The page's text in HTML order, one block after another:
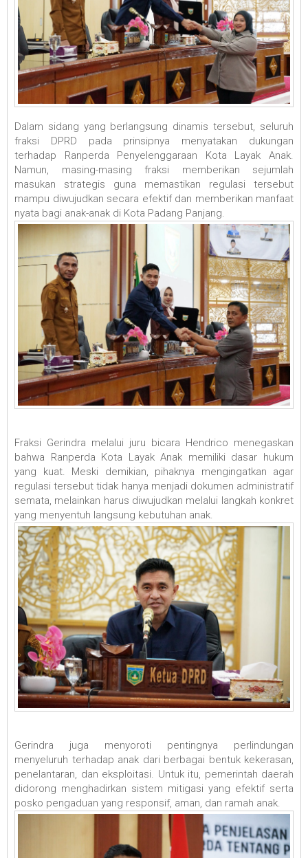
Dalam sidang yang berlangsung dinamis tersebut, seluruh
fraksi DPRD pada prinsipnya menyatakan dukungan
terhadap Ranperda Penyelenggaraan Kota Layak Anak.
Namun, masing-masing fraksi memberikan sejumlah
masukan strategis guna memastikan regulasi tersebut
mampu diwujudkan secara efektif dan memberikan manfaat
nyata bagi anak-anak di Kota Padang Panjang.
Fraksi Gerindra melalui juru bicara Hendrico menegaskan
bahwa Ranperda Kota Layak Anak memiliki dasar hukum
yang kuat. Meski demikian, pihaknya mengingatkan agar
regulasi tersebut tidak hanya menjadi dokumen administratif
semata, melainkan harus diwujudkan melalui langkah konkret
yang menyentuh langsung kebutuhan anak.
Gerindra juga menyoroti pentingnya perlindungan
menyeluruh terhadap anak dari berbagai bentuk kekerasan,
penelantaran, dan eksploitasi. Untuk itu, pemerintah daerah
didorong menghadirkan sistem mitigasi yang efektif serta
posko pengaduan yang responsif, aman, dan ramah anak.